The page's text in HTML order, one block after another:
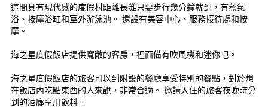
這間具有現代感的度假村距離長灘只要步行幾分鐘就到，有蒸氣
浴、按摩浴缸和室外游泳池。 還設有美容中心、服務接待處和按
摩。
海之星度假飯店提供寬敞的客房，裡面備有吹風機和迷你吧。
海之星度假飯店的旅客可以到附設的餐廳享受特別的餐點，對於想
在飯店內吃點東西的人來說，非常合適。 邀請入住的旅客夜晚時分
到的酒廊享用飲料。